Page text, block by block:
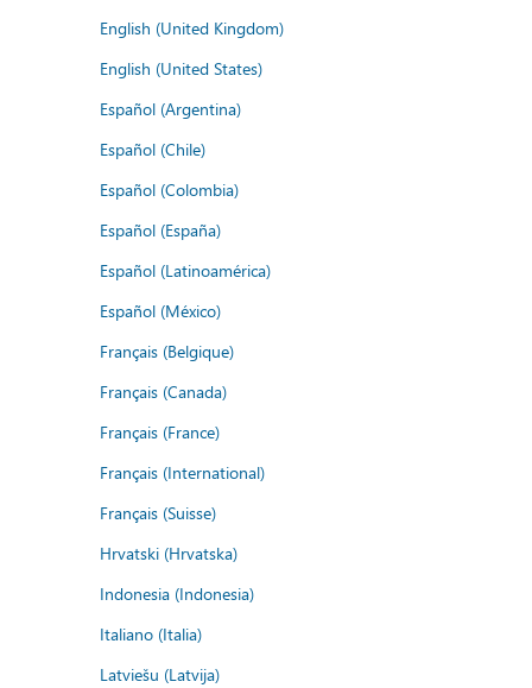
English (United Kingdom)
English (United States)
Español (Argentina)
Español (Chile)
Español (Colombia)
Español (España)
Español (Latinoamérica)
Español (México)
Français (Belgique)
Français (Canada)
Français (France)
Français (International)
Français (Suisse)
Hrvatski (Hrvatska)
Indonesia (Indonesia)
Italiano (Italia)
Latviešu (Latvija)